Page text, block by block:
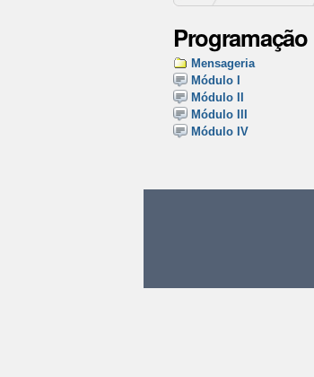
Programação
Mensageria
Módulo I
Módulo II
Módulo III
Módulo IV
documento